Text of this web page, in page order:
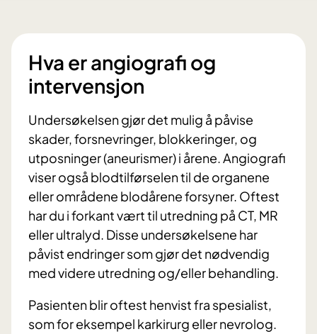
Hva er angiografi og
intervensjon
Undersøkelsen gjør det mulig å påvise
skader, forsnevringer, blokkeringer, og
utposninger (aneurismer) i årene. Angiografi
viser også blodtilførselen til de organene
eller områdene blodårene forsyner. Oftest
har du i forkant vært til utredning på CT, MR
eller ultralyd. Disse undersøkelsene har
påvist endringer som gjør det nødvendig
med videre utredning og/eller behandling.
Pasienten blir oftest henvist fra spesialist,
som for eksempel karkirurg eller nevrolog.